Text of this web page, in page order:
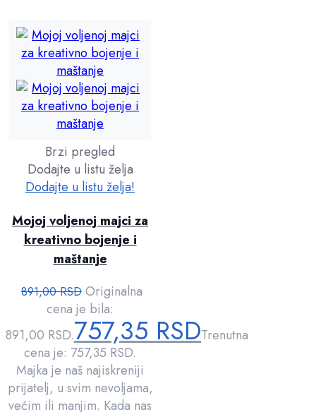
Brzi pregled
Dodajte u listu želja
Dodajte u listu želja!
Mojoj voljenoj majci za
kreativno bojenje i
maštanje
891,00RSD Originalna
cena je bila:
891,00 RSD.757,35RSDTrenutna
cena je: 757,35 RSD.
Majka je naš najiskreniji
prijatelj, u svim nevoljama,
većim ili manjim. Kada nas